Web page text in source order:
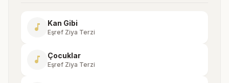
music_note Kan Gibi
Eşref Ziya Terzi
music_note Çocuklar
Eşref Ziya Terzi